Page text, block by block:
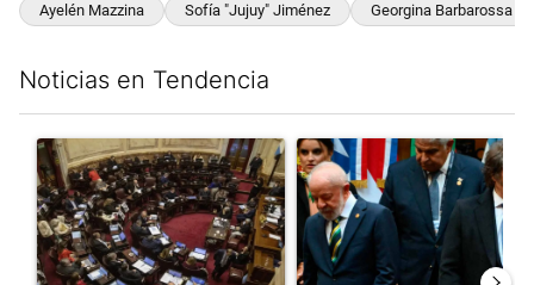
Ayelén Mazzina Sofía "Jujuy" Jiménez Georgina Barbarossa
Noticias en Tendencia
Un artículo de tendencia con el título "El Senado dio media
Un artículo de tendencia con